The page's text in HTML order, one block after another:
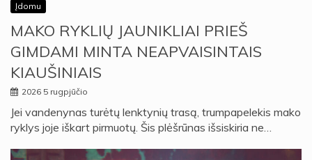
Įdomu
MAKO RYKLIŲ JAUNIKLIAI PRIEŠ
GIMDAMI MINTA NEAPVAISINTAIS
KIAUŠINIAIS
2026 5 rugpjūčio
Jei vandenynas turėtų lenktynių trasą, trumpapelekis mako
ryklys joje iškart pirmuotų. Šis plėšrūnas išsiskiria ne…